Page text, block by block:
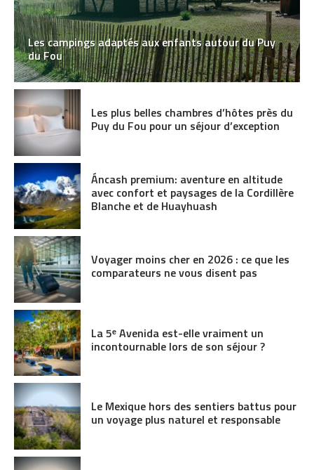
Les campings adaptés aux enfants autour du Puy
du Fou
Les plus belles chambres d’hôtes près du
Puy du Fou pour un séjour d’exception
Áncash premium: aventure en altitude
avec confort et paysages de la Cordillère
Blanche et de Huayhuash
Voyager moins cher en 2026 : ce que les
comparateurs ne vous disent pas
La 5ᵉ Avenida est-elle vraiment un
incontournable lors de son séjour ?
Le Mexique hors des sentiers battus pour
un voyage plus naturel et responsable